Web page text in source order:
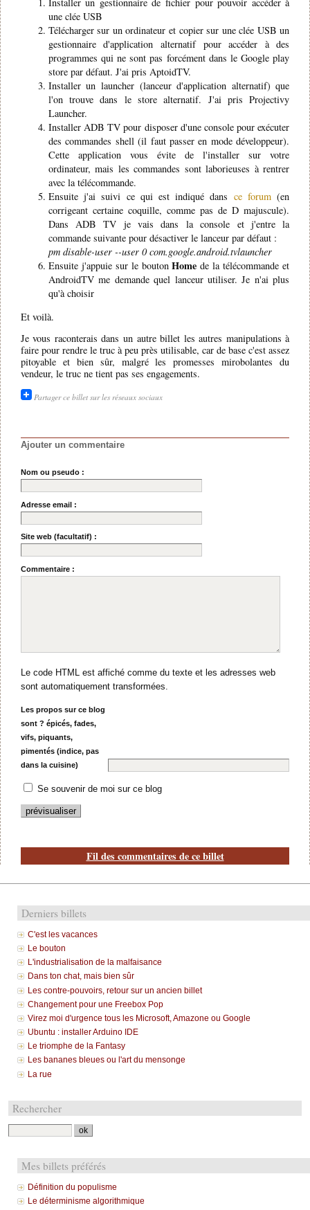
une clée USB
Télécharger sur un ordinateur et copier sur une clée USB un
gestionnaire d'application alternatif pour accéder à des
programmes qui ne sont pas forcément dans le Google play
store par défaut. J'ai pris AptoidTV.
Installer un launcher (lanceur d'application alternatif) que
l'on trouve dans le store alternatif. J'ai pris Projectivy
Launcher.
Installer ADB TV pour disposer d'une console pour exécuter
des commandes shell (il faut passer en mode développeur).
Cette application vous évite de l'installer sur votre
ordinateur, mais les commandes sont laborieuses à rentrer
avec la télécommande.
Ensuite j'ai suivi ce qui est indiqué dans ce forum(en
corrigeant certaine coquille, comme pas de D majuscule).
Dans ADB TV je vais dans la console et j'entre la
commande suivante pour désactiver le lanceur par défaut :
pm disable-user --user 0 com.google.android.tvlauncher
Ensuite j'appuie sur le boutonHome de la télécommande et
AndroidTV me demande quel lanceur utiliser. Je n'ai plus
qu'à choisir
Et voilà.
Je vous raconterais dans un autre billet les autres manipulations à
faire pour rendre le truc à peu près utilisable, car de base c'est assez
pitoyable et bien sûr, malgré les promesses mirobolantes du
vendeur, le truc ne tient pas ses engagements.
Partager ce billet sur les réseaux sociaux
Ajouter un commentaire
Nom ou pseudo :
Adresse email :
Site web (facultatif) :
Commentaire :
Le code HTML est affiché comme du texte et les adresses web
sont automatiquement transformées.
Les propos sur ce blog
sont ? épicés, fades,
vifs, piquants,
pimentés (indice, pas
dans la cuisine)
Se souvenir de moi sur ce blog
Fil des commentaires de ce billet
Derniers billets
C'est les vacances
Le bouton
L'industrialisation de la malfaisance
Dans ton chat, mais bien sûr
Les contre-pouvoirs, retour sur un ancien billet
Changement pour une Freebox Pop
Virez moi d'urgence tous les Microsoft, Amazone ou Google
Ubuntu : installer Arduino IDE
Le triomphe de la Fantasy
Les bananes bleues ou l'art du mensonge
La rue
Rechercher
Mes billets préférés
Définition du populisme
Le déterminisme algorithmique